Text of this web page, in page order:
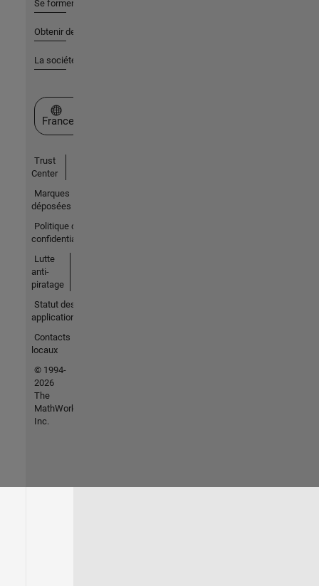
Se former
Obtenir de l'aide
La société
Sélectionner un site web
France
Trust
Center
Marques
déposées
Politique de
confidentialité
Lutte
anti-
piratage
Statut des
applications
Contacts
locaux
© 1994-
2026
The
MathWorks,
Inc.